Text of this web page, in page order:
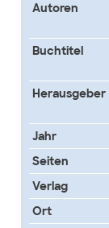
Autoren
Buchtitel
Herausgeber
Jahr
Seiten
Verlag
Ort